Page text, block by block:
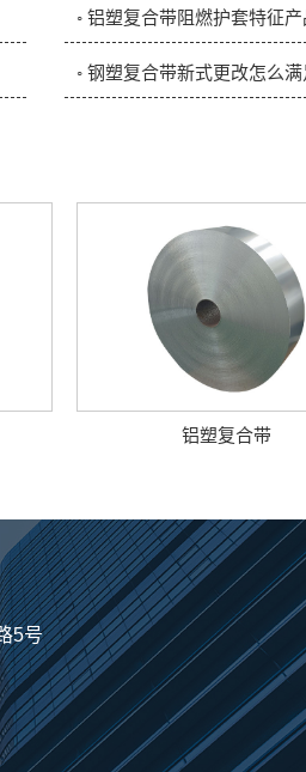
◦ 铝塑复合带阻燃护套特征
◦ 钢塑复合带新式更改怎么
铝塑复合带
5号